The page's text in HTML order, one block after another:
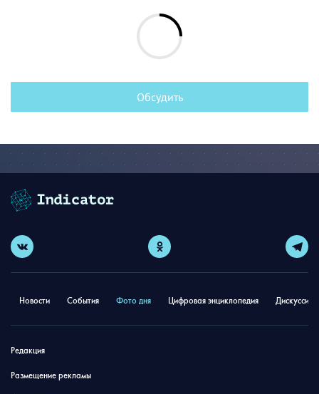
Обсудить
Новости События Фото дня Цифровая энциклопедия
Редакция
Размещение рекламы